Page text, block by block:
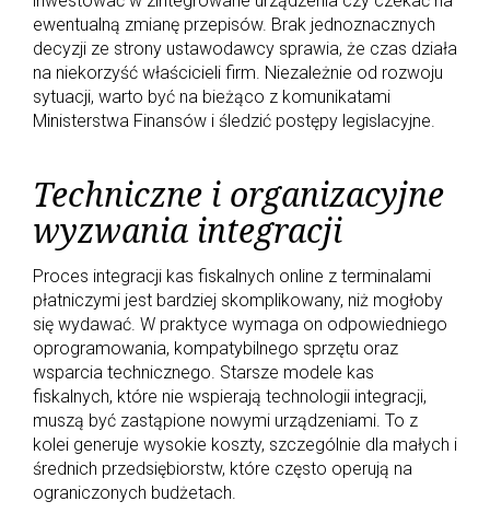
ewentualną zmianę przepisów. Brak jednoznacznych
decyzji ze strony ustawodawcy sprawia, że czas działa
na niekorzyść właścicieli firm. Niezależnie od rozwoju
sytuacji, warto być na bieżąco z komunikatami
Ministerstwa Finansów i śledzić postępy legislacyjne.
Techniczne i organizacyjne
wyzwania integracji
Proces integracji kas fiskalnych online z terminalami
płatniczymi jest bardziej skomplikowany, niż mogłoby
się wydawać. W praktyce wymaga on odpowiedniego
oprogramowania, kompatybilnego sprzętu oraz
wsparcia technicznego. Starsze modele kas
fiskalnych, które nie wspierają technologii integracji,
muszą być zastąpione nowymi urządzeniami. To z
kolei generuje wysokie koszty, szczególnie dla małych i
średnich przedsiębiorstw, które często operują na
ograniczonych budżetach.